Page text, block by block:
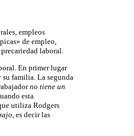
empleos
de empleo,
laboral.
En primer lugar
familia. La segunda
no tiene un
esta
utiliza Rodgers
, es decir las